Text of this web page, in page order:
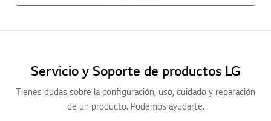
Servicio y Soporte de productos LG
Tienes dudas sobre la configuración, uso, cuidado y reparación
de un producto. Podemos ayudarte.